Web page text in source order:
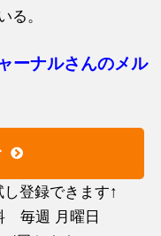
る。
ーナルさんのメル
登録できます↑
毎週 月曜日